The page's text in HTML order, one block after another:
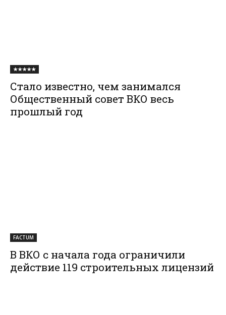
★★★★★
Стало известно, чем занимался
Общественный совет ВКО весь
прошлый год
FACTUM
В ВКО с начала года ограничили
действие 119 строительных лицензий